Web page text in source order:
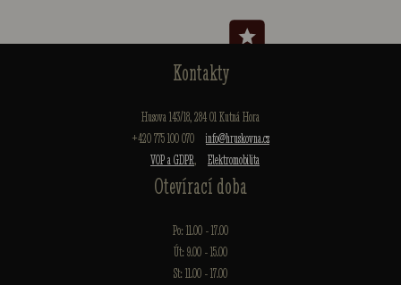
Kontakty
Husova 143/18, 284 01 Kutná Hora
+420 775 100 070
info@hruskovna.cz
VOP a GDPR, Elektromobilita
Otevírací doba
Po: 11.00 - 17.00
Út: 9.00 - 15.00
St: 11.00 - 17.00